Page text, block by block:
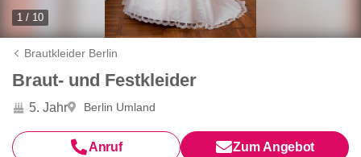
1 / 10
Brautkleider Berlin
Braut- und Festkleider
5. Jahr Berlin Umland
Anruf Zum Angebot